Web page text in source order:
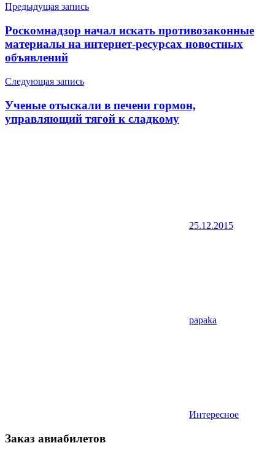
Навигация
по
записям
Предыдущая запись
Роскомнадзор начал искать противозаконные
материалы на интернет-ресурсах новостных
объявлений
Следующая запись
Ученые отыскали в печени гормон,
управляющий тягой к сладкому
25.12.2015
papaka
Интересное
Заказ авиабилетов